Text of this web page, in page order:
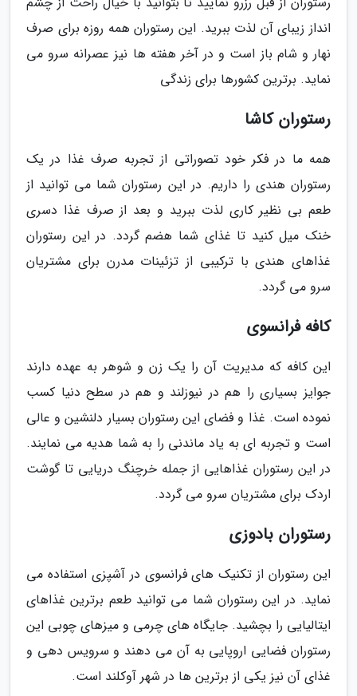
انداز زیبای آن لذت ببرید. این رستوران همه روزه برای صرف
نهار و شام باز است و در آخر هفته ها نیز عصرانه سرو می
نماید. برترین کشورها برای زندگی
رستوران کاشا
همه ما در فکر خود تصوراتی از تجربه صرف غذا در یک
رستوران هندی را داریم. در این رستوران شما می توانید از
طعم بی نظیر کاری لذت ببرید و بعد از صرف غذا دسری
خنک میل کنید تا غذای شما هضم گردد. در این رستوران
غذاهای هندی با ترکیبی از تزئینات مدرن برای مشتریان
سرو می گردد.
کافه فرانسوی
این کافه که مدیریت آن را یک زن و شوهر به عهده دارند
جوایز بسیاری را هم در نیوزلند و هم در سطح دنیا کسب
نموده است. غذا و فضای این رستوران بسیار دلنشین و عالی
است و تجربه ای به یاد ماندنی را به شما هدیه می نمایند.
در این رستوران غذاهایی از جمله خرچنگ دریایی تا گوشت
اردک برای مشتریان سرو می گردد.
رستوران بادوزی
این رستوران از تکنیک های فرانسوی در آشپزی استفاده می
نماید. در این رستوران شما می توانید طعم برترین غذاهای
ایتالیایی را بچشید. جایگاه های چرمی و میزهای چوبی این
رستوران فضایی اروپایی به آن می دهند و سرویس دهی و
غذای آن نیز یکی از برترین ها در شهر آوکلند است.